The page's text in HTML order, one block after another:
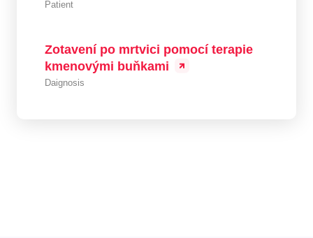
Patient
Zotavení po mrtvici pomocí terapie
kmenovými buňkami
Daignosis